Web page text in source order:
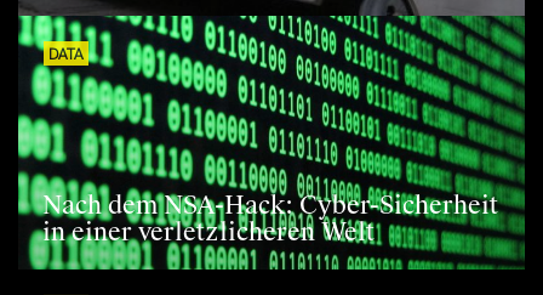
DATA
Nach dem NSA-Hack: Cyber-Sicherheit
in einer verletzlicheren Welt